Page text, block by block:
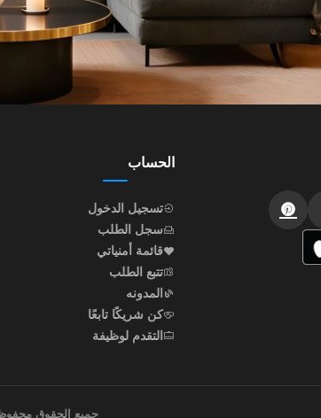
الحساب
تسجيل الدخول
سجل الطلب
قائمة أمنياتي
تتبع الطلب
المدونه
كن شريكًا تابعًا
التقدم لوظيفة
جميع الحقوق